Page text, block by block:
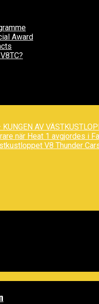
Award
AV
när Heat 1 avgjordes i
V8 Thunder